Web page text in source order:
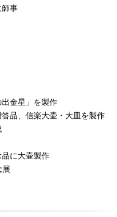
事
金星」を製作
品、信楽大壷・大皿を製作
に大壷製作
展